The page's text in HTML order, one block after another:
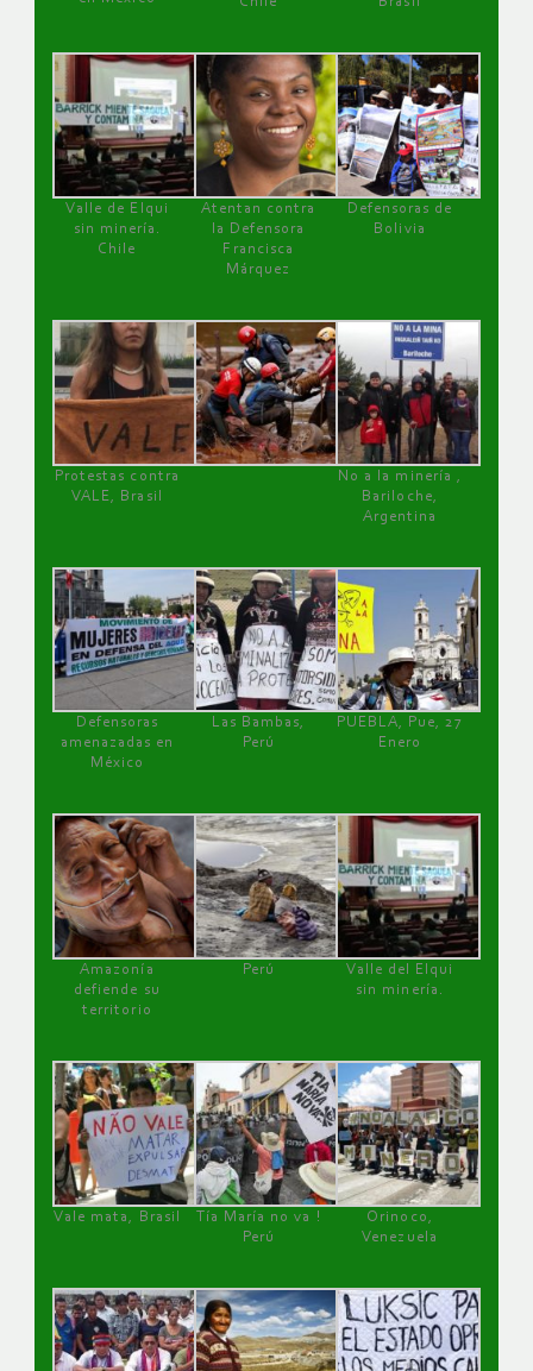
Valle de Elqui
sin minería.
Chile
Atentan contra
la Defensora
Francisca
Márquez
Defensoras de
Bolivia
Protestas contra
VALE, Brasil
No a la minería ,
Bariloche,
Argentina
Defensoras
amenazadas en
México
Las Bambas,
Perú
PUEBLA, Pue, 27
Enero
Amazonía
defiende su
territorio
Perú
Valle del Elqui
sin minería.
Vale mata, Brasil
Tía María no va !
Perú
Orinoco,
Venezuela